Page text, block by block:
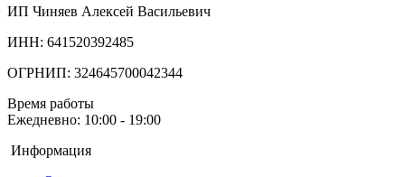
ИП Чиняев Алексей Васильевич
ИНН: 641520392485
ОГРНИП: 324645700042344
Время работы
Ежедневно: 10:00 - 19:00
Информация